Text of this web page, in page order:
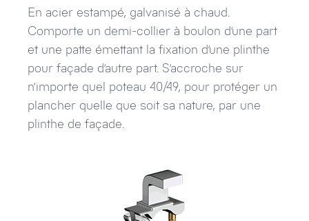
En acier estampé, galvanisé à chaud.
Comporte un demi-collier à boulon d’une part
et une patte émettant la fixation d’une plinthe
pour façade d’autre part. S’accroche sur
n’importe quel poteau 40/49, pour protéger un
plancher quelle que soit sa nature, par une
plinthe de façade.